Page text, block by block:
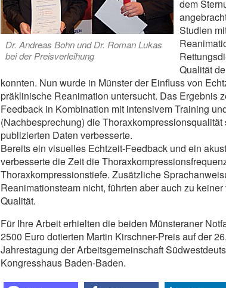
Dr. Andreas Bohn und Dr. Roman Lukas
bei der Preisverleihung
dem
Studien
Qualität
konnten. Nun wurde in Münster der Einfluss von
präklinische Reanimation untersucht. Das Ergebnis
Feedback in Kombination mit intensivem Training
(Nachbesprechung) die
publizierten Daten verbesserte.
Bereits ein visuelles Echtzeit-Feedback und ein
verbesserte die Zeit die
Thoraxkompressionstiefe. Zusätzliche
Reanimationsteam nicht, führten aber auch zu
Qualität.
Für Ihre Arbeit erhielten die beiden Münsteraner
2500 Euro dotierten Martin Kirschner-Preis auf der
Jahrestagung der Arbeitsgemeinschaft
Kongresshaus Baden-Baden.